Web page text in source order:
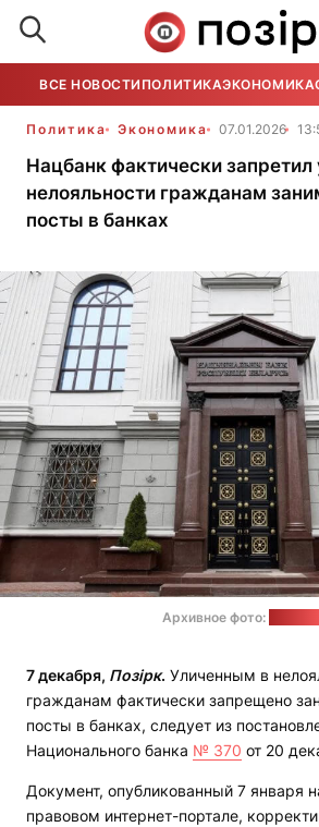
ВСЕ НОВОСТИ ПОЛИТИКАЭКОНОМИКА
Политика Экономика 07.01.2026
Нацбанк фактически
нелояльности гражданам
посты в банках
Архивное фото:
7 декабря, Позірк. Уличенным в
гражданам фактически запрещено
посты в банках, следует из
Национального банка № 370 от 20
Документ, опубликованный 7 января
правовом интернет-портале,